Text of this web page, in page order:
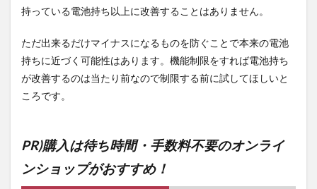
持っている電池持ち以上に改善することはありません。
ただ出来るだけマイナスになるものを防ぐことで本来の電池
持ちに近づく可能性はあります。機能制限をすれば電池持ち
が改善するのは当たり前なので制限する前に試してほしいと
ころです。
PR)購入は待ち時間・手数料不要のオンライ
ンショップがおすすめ！